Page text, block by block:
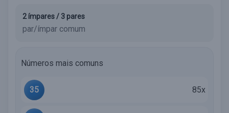
2 ímpares / 3 pares
par/ímpar comum
Números mais comuns
35 85x